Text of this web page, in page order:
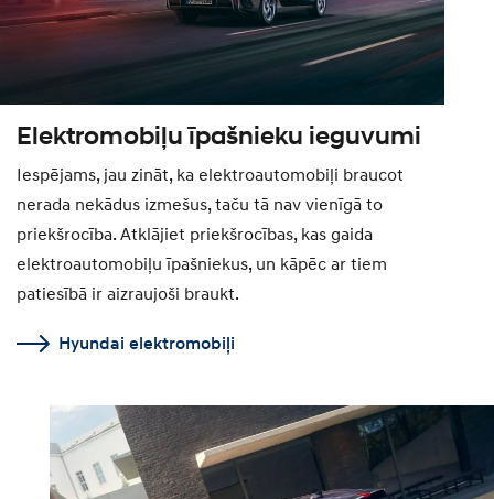
Elektromobiļu īpašnieku ieguvumi
Iespējams, jau zināt, ka elektroautomobiļi braucot
nerada nekādus izmešus, taču tā nav vienīgā to
priekšrocība. Atklājiet priekšrocības, kas gaida
elektroautomobiļu īpašniekus, un kāpēc ar tiem
patiesībā ir aizraujoši braukt.
Hyundai elektromobiļi